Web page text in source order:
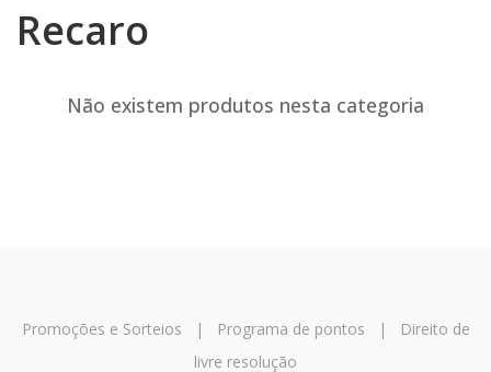
Recaro
Não existem produtos nesta categoria
Promoções e Sorteios | Programa de pontos |
Direito de
livre resolução